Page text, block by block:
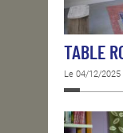
TABLE
Le 04/12/2025